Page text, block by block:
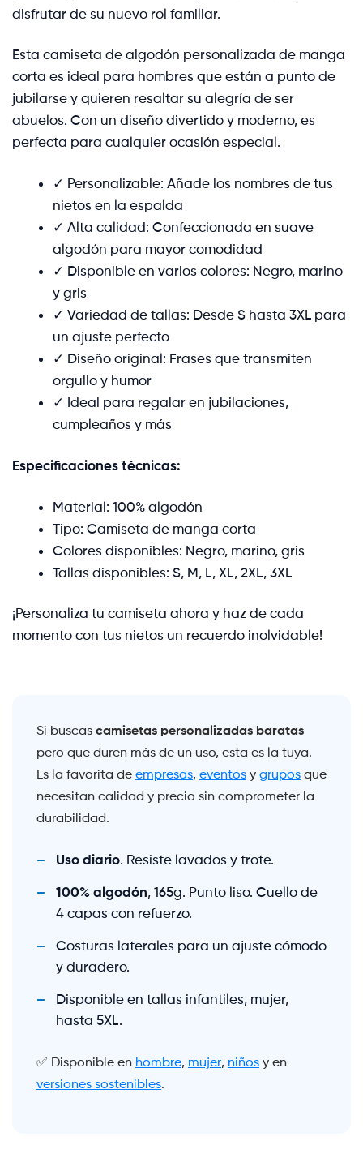
disfrutar de su nuevo rol familiar.
Esta camiseta de algodón personalizada de manga
corta es ideal para hombres que están a punto de
jubilarse y quieren resaltar su alegría de ser
abuelos. Con un diseño divertido y moderno, es
perfecta para cualquier ocasión especial.
✓ Personalizable: Añade los nombres de tus
nietos en la espalda
✓ Alta calidad: Confeccionada en suave
algodón para mayor comodidad
✓ Disponible en varios colores: Negro, marino
y gris
✓ Variedad de tallas: Desde S hasta 3XL para
un ajuste perfecto
✓ Diseño original: Frases que transmiten
orgullo y humor
✓ Ideal para regalar en jubilaciones,
cumpleaños y más
Especificaciones técnicas:
Material: 100% algodón
Tipo: Camiseta de manga corta
Colores disponibles: Negro, marino, gris
Tallas disponibles: S, M, L, XL, 2XL, 3XL
¡Personaliza tu camiseta ahora y haz de cada
momento con tus nietos un recuerdo inolvidable!
Si buscas camisetas personalizadas baratas
pero que duren más de un uso, esta es la tuya.
Es la favorita de empresas, eventos y grupos que
necesitan calidad y precio sin comprometer la
durabilidad.
Uso diario. Resiste lavados y trote.
100% algodón, 165g. Punto liso. Cuello de
4 capas con refuerzo.
Costuras laterales para un ajuste cómodo
y duradero.
Disponible en tallas infantiles, mujer,
hasta 5XL.
✅ Disponible en hombre, mujer, niños y en
versiones sostenibles.